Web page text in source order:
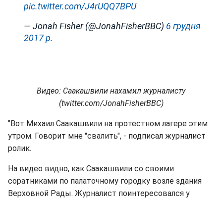
pic.twitter.com/J4rUQQ7BPU
— Jonah Fisher (@JonahFisherBBC) 6 грудня
2017 р.
Видео: Саакашвили нахамил журналисту
(twitter.com/JonahFisherBBC)
"Вот Михаил Саакашвили на протестном лагере этим
утром. Говорит мне "свалить", - подписал журналист
ролик.
На видео видно, как Саакашвили со своими
соратниками по палаточному городку возле здания
Верховной Рады. Журналист поинтересовался у